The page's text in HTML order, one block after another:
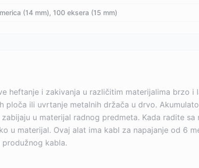
(14 mm), 100 eksera (15 mm)
heftanje i zakivanja u različitim materijalima brzo i
ili uvrtanje metalnih držača u drvo.
u materijal radnog predmeta. Kada radite sa
u materijal. Ovaj alat ima kabl za napajanje od 6
kabla.